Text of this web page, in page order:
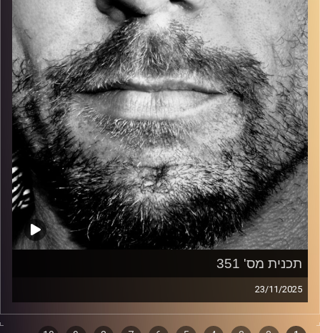
קרדיט תמונות: David Goehring
תכנית מס' 351
23/11/2025
זיפים, מוזיקה מחוספסת של הופעות חיות. הרבה ג'אם, רוק,
בלוז, bluegrass, ג'אז, Fאנק, פרוגרסיב ואפילו אלקטרוניקה.